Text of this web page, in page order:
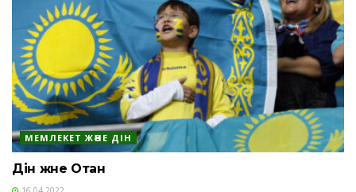
МЕМЛЕКЕТ ЖӘНЕ ДІН
Дін және Отан